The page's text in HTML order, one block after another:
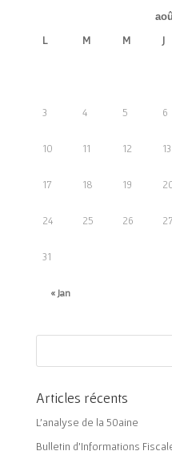
L M M J
« Jan
3 4 5 6
10 11 12 13
17 18 19
24 25 26 27
31
Articles récents
L’analyse de la 50aine
Bulletin d’Informations